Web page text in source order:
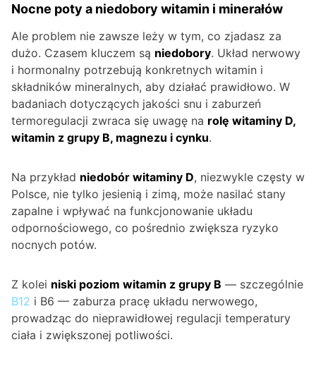
Nocne poty a niedobory witamin i minerałów
Ale problem nie zawsze leży w tym, co zjadasz za
dużo. Czasem kluczem są niedobory. Układ nerwowy
i hormonalny potrzebują konkretnych witamin i
składników mineralnych, aby działać prawidłowo. W
badaniach dotyczących jakości snu i zaburzeń
termoregulacji zwraca się uwagę na rolę witaminy D,
witamin z grupy B, magnezu i cynku.
Na przykład niedobór witaminy D, niezwykle częsty w
Polsce, nie tylko jesienią i zimą, może nasilać stany
zapalne i wpływać na funkcjonowanie układu
odpornościowego, co pośrednio zwiększa ryzyko
nocnych potów.
Z kolei niski poziom witamin z grupy B — szczególnie
B12 i B6 — zaburza pracę układu nerwowego,
prowadząc do nieprawidłowej regulacji temperatury
ciała i zwiększonej potliwości.